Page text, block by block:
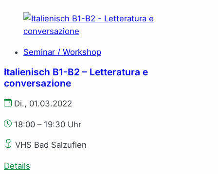
Seminar / Workshop
Italienisch B1-B2 – Letteratura e
conversazione
Di., 01.03.2022
18:00 – 19:30 Uhr
VHS Bad Salzuflen
Details